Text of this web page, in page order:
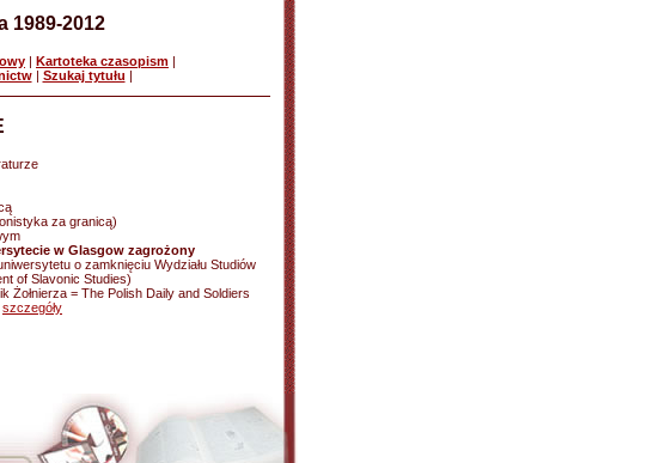
1989-2012
| Kartoteka czasopism |
| Szukaj tytułu |
za granicą)
w Glasgow zagrożony
o zamknięciu Wydziału Studiów
of Slavonic Studies)
Żołnierza = The Polish Daily and Soldiers
szczegóły